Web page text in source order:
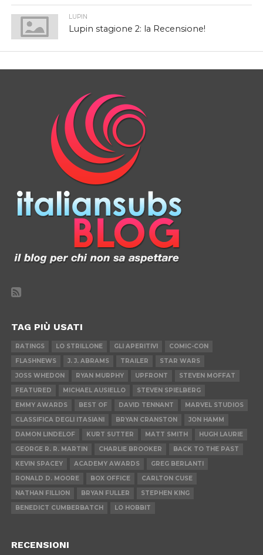
LUPIN
Lupin stagione 2: la Recensione!
TAG PIÙ USATI
RATINGS LO STRILLONE GLI APERITIVI
COMIC-CON
FLASHNEWS
J. J. ABRAMS TRAILER
STAR WARS
JOSS WHEDON
RYAN MURPHY UPFRONT
STEVEN MOFFAT
FEATURED
MICHAEL AUSIELLO
STEVEN SPIELBERG
EMMY AWARDS
BEST OF DAVID TENNANT
MARVEL STUDIOS
CLASSIFICA DEGLI ITASIANI
BRYAN CRANSTON
JON HAMM
DAMON LINDELOF
KURT SUTTER MATT SMITH
HUGH LAURIE
GEORGE R. R. MARTIN
CHARLIE BROOKER
BACK TO THE PAST
KEVIN SPACEY
ACADEMY AWARDS
GREG BERLANTI
RONALD D. MOORE
BOX OFFICE
CARLTON CUSE
NATHAN FILLION
BRYAN FULLER
STEPHEN KING
BENEDICT CUMBERBATCH
LO HOBBIT
RECENSIONI